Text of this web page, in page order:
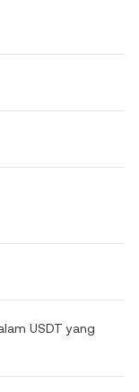
USDT yang